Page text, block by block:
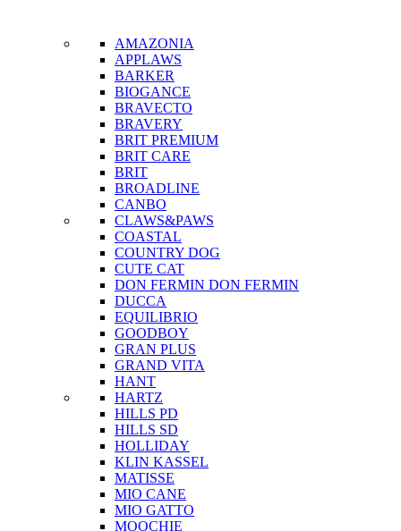
AMAZONIA
APPLAWS
BARKER
BIOGANCE
BRAVECTO
BRAVERY
BRIT PREMIUM
BRIT CARE
BRIT
BROADLINE
CANBO
CLAWS&PAWS
COASTAL
COUNTRY DOG
CUTE CAT
DON FERMIN DON FERMIN
DUCCA
EQUILIBRIO
GOODBOY
GRAN PLUS
GRAND VITA
HANT
HARTZ
HILLS PD
HILLS SD
HOLLIDAY
KLIN KASSEL
MATISSE
MIO CANE
MIO GATTO
MOOCHIE